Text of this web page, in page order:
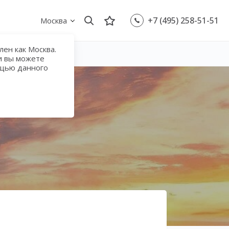
Москва
как Москва.
вы можете
данного
+7 (495) 258-51-51